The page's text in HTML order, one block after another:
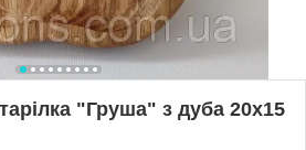
"Груша" з дуба 20х15